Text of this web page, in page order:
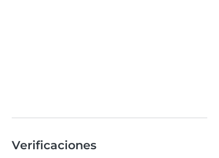
Verificaciones